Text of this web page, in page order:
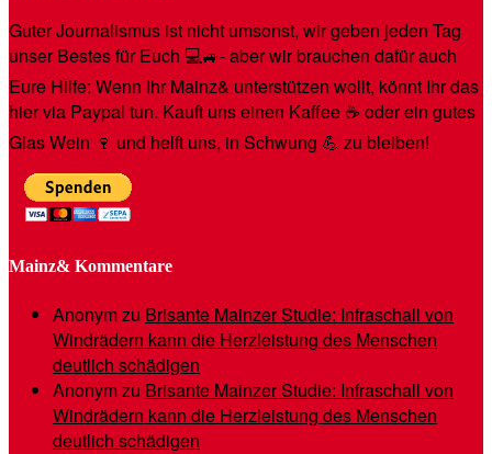
Guter Journalismus ist nicht umsonst, wir geben jeden Tag
unser Bestes für Euch 💻🚙- aber wir brauchen dafür auch
Eure Hilfe: Wenn Ihr Mainz& unterstützen wollt, könnt Ihr das
hier via Paypal tun. Kauft uns einen Kaffee ☕️ oder ein gutes
Glas Wein 🍷 und helft uns, in Schwung 💪 zu bleiben!
Mainz& Kommentare
Anonymzu Brisante Mainzer Studie: Infraschall von
Windrädern kann die Herzleistung des Menschen
deutlich schädigen
Anonymzu Brisante Mainzer Studie: Infraschall von
Windrädern kann die Herzleistung des Menschen
deutlich schädigen